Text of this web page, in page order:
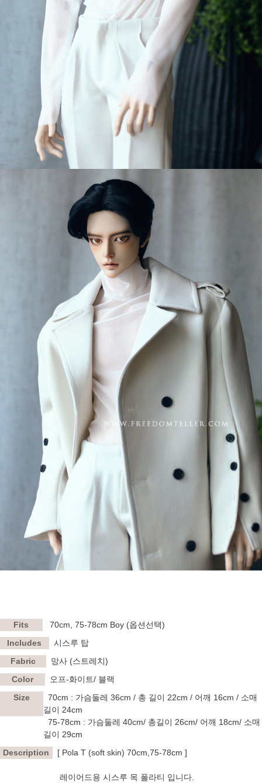
Fits 70cm, 75-78cm Boy (옵션선택)
Includes
시스루 탑
Fabric
망사 (스트레치)
Color
오프-화이트/ 블랙
Size
70cm : 가슴둘레 36cm / 총 길이 22cm / 어깨 16cm / 소매
길이 24cm
75-78cm : 가슴둘레 40cm/ 총길이 26cm/ 어깨 18cm/ 소매
길이 29cm
Description
[ Pola T (soft skin) 70cm,75-78cm ]
레이어드용 시스루 목 폴라티 입니다.